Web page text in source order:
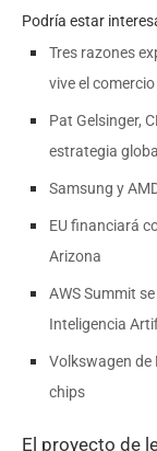
Podría estar
Tres razones
vive el
Pat Gelsinger,
estrategia global
Samsung y
EU financiará
Arizona
AWS Summit
Inteligencia
Volkswagen de
chips
El proyecto de